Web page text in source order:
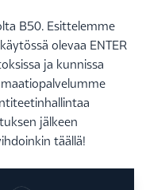
B50. Esittelemme
olevaa ENTER
ja kunnissa
jälkeen
täällä!